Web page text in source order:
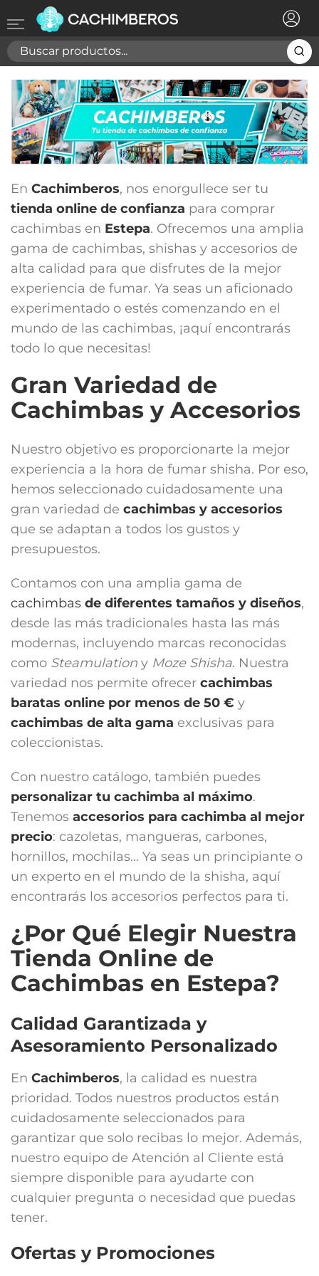
En Cachimberos, nos enorgullece ser tu
tienda online de confianza para comprar
cachimbas en Estepa. Ofrecemos una amplia
gama de cachimbas, shishas y accesorios de
alta calidad para que disfrutes de la mejor
experiencia de fumar. Ya seas un aficionado
experimentado o estés comenzando en el
mundo de las cachimbas, ¡aquí encontrarás
todo lo que necesitas!
Gran Variedad de
Cachimbas y Accesorios
Nuestro objetivo es proporcionarte la mejor
experiencia a la hora de fumar shisha. Por eso,
hemos seleccionado cuidadosamente una
gran variedad de cachimbas y accesorios
que se adaptan a todos los gustos y
presupuestos.
Contamos con una amplia gama de
cachimbas de diferentes tamaños y diseños,
desde las más tradicionales hasta las más
modernas, incluyendo marcas reconocidas
como Steamulation y Moze Shisha. Nuestra
variedad nos permite ofrecer cachimbas
baratas online por menos de 50 € y
cachimbas de alta gama exclusivas para
coleccionistas.
Con nuestro catálogo, también puedes
personalizar tu cachimba al máximo.
Tenemos accesorios para cachimba al mejor
precio: cazoletas, mangueras, carbones,
hornillos, mochilas... Ya seas un principiante o
un experto en el mundo de la shisha, aquí
encontrarás los accesorios perfectos para ti.
¿Por Qué Elegir Nuestra
Tienda Online de
Cachimbas en Estepa?
Calidad Garantizada y
Asesoramiento Personalizado
En Cachimberos, la calidad es nuestra
prioridad. Todos nuestros productos están
cuidadosamente seleccionados para
garantizar que solo recibas lo mejor. Además,
nuestro equipo de Atención al Cliente está
siempre disponible para ayudarte con
cualquier pregunta o necesidad que puedas
tener.
Ofertas y Promociones
Registrarse ×
Necesitas hacer login para guardar productos en tu
lista de deseos
Cancelar Registrarse